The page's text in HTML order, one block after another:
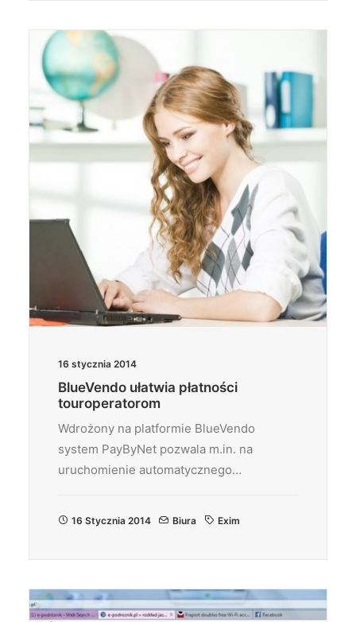
16 stycznia 2014
BlueVendo ułatwia płatności
touroperatorom
Wdrożony na platformie BlueVendo
system PayByNet pozwala m.in. na
uruchomienie automatycznego…
16 Stycznia 2014 Biura Exim